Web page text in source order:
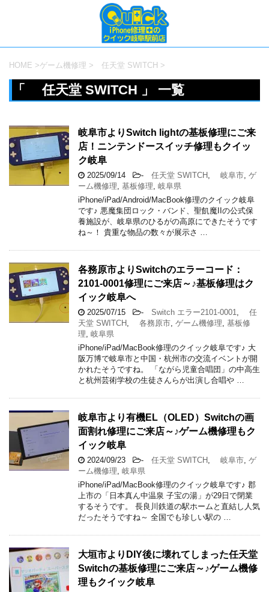
HOME >ゲーム機修理 > 任天堂 SWITCH >
「 任天堂 SWITCH 」 一覧
岐阜市よりSwitch lightの基板修理にご来
店！ニンテンドースイッチ修理もクイッ
ク岐阜
2025/09/14 - 任天堂 SWITCH , 岐阜市, ゲ
ーム機修理, 基板修理, 岐阜県
iPhone/iPad/Android/MacBook修理のクイック岐阜
です♪ 悪魔集団ロック・バンド、聖飢魔IIの公式保
養施設が、岐阜県のひるがの高原にできたそうです
ね～！ 貴重な物品の数々が展示さ …
各務原市よりSwitchのエラーコード：
2101-0001修理にご来店～♪基板修理はク
イック岐阜へ
2025/07/15 - Switch エラー2101-0001,
任
天堂 SWITCH , 各務原市, ゲーム機修理, 基板修
理, 岐阜県
iPhone/iPad/MacBook修理のクイック岐阜です♪ 大
阪万博で岐阜市と中国・杭州市の交流イベントが開
かれたそうですね。 「ながら児童合唱団」の中高生
と杭州芸術学校の生徒さんらが出演し合唱や …
岐阜市より有機EL（OLED）Switchの画
面割れ修理にご来店～♪ゲーム機修理もク
イック岐阜
2024/09/23 - 任天堂 SWITCH , 岐阜市, ゲ
ーム機修理, 岐阜県
iPhone/iPad/MacBook修理のクイック岐阜です♪ 郡
上市の「日本真ん中温泉 子宝の湯」が29日で閉業
するそうです。 長良川鉄道の駅ホームと直結し人気
だったそうですね～ 全国でも珍しい駅の …
大垣市よりDIY後に壊れてしまった任天堂
Switchの基板修理にご来店～♪ゲーム機修
理もクイック岐阜